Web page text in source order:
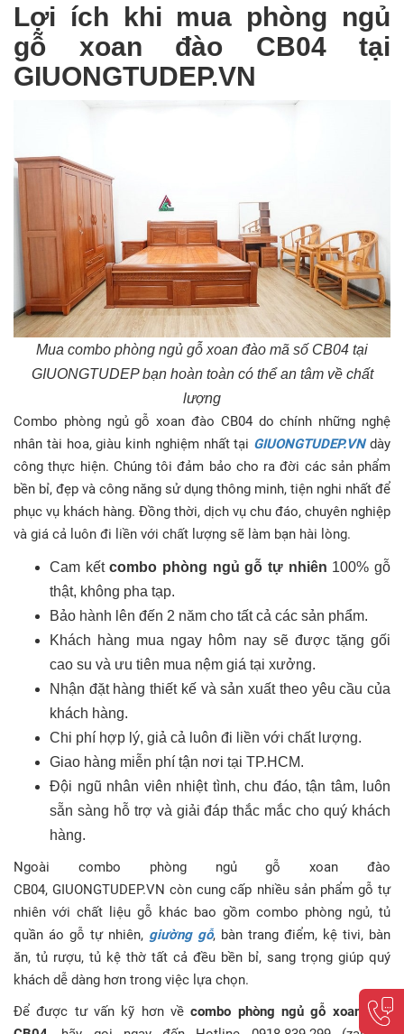
Lợi ích khi mua phòng ngủ
gỗ xoan đào CB04 tại
GIUONGTUDEP.VN
Mua combo phòng ngủ gỗ xoan đào mã số CB04 tại
GIUONGTUDEP bạn hoàn toàn có thể an tâm về chất
lượng
Combo phòng ngủ gỗ xoan đào CB04 do chính những nghệ
nhân tài hoa, giàu kinh nghiệm nhất tại GIUONGTUDEP.VNdày
công thực hiện. Chúng tôi đảm bảo cho ra đời các sản phẩm
bền bỉ, đẹp và công năng sử dụng thông minh, tiện nghi nhất để
phục vụ khách hàng. Đồng thời, dịch vụ chu đáo, chuyên nghiệp
và giá cả luôn đi liền với chất lượng sẽ làm bạn hài lòng.
Cam kếtcombo phòng ngủ gỗ tự nhiên 100% gỗ
thật, không pha tạp.
Bảo hành lên đến 2 năm cho tất cả các sản phẩm.
Khách hàng mua ngay hôm nay sẽ được tặng gối
cao su và ưu tiên mua nệm giá tại xưởng.
Nhận đặt hàng thiết kế và sản xuất theo yêu cầu của
khách hàng.
Chi phí hợp lý, giả cả luôn đi liền với chất lượng.
Giao hàng miễn phí tận nơi tại TP.HCM.
Đội ngũ nhân viên nhiệt tình, chu đáo, tận tâm, luôn
sẵn sàng hỗ trợ và giải đáp thắc mắc cho quý khách
hàng.
Ngoài combo phòng ngủ gỗ xoan đào
CB04, GIUONGTUDEP.VN còn cung cấp nhiều sản phẩm gỗ tự
nhiên với chất liệu gỗ khác bao gồm combo phòng ngủ, tủ
quần áo gỗ tự nhiên, giường gỗ, bàn trang điểm, kệ tivi, bàn
ăn, tủ rượu, tủ kệ thờ tất cả đều bền bỉ, sang trọng giúp quý
khách dễ dàng hơn trong việc lựa chọn.
Để được tư vấn kỹ hơn vềcombo phòng ngủ gỗ xoan đào